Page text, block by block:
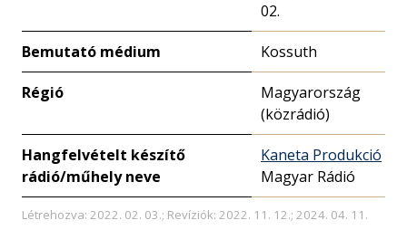
02.
Bemutató médium Kossuth
Régió
Magyarország
(közrádió)
Hangfelvételt készítő
rádió/műhely neve
Kaneta Produkció
Magyar Rádió
Létrehozva: 2022. 02. 03.; Revíziók: 2022. 11. 12.; 2024. 04. 11.